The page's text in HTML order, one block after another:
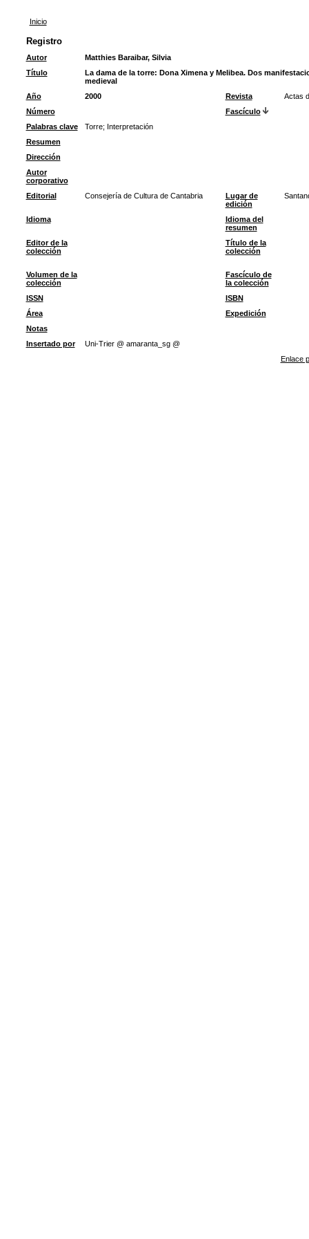
Inicio
Registro
Autor
Matthies Baraibar, Silvia
Título
La dama de la torre: Dona Ximena y Melibea. Dos
medieval
Año
2000 Revista
Actas
Número
Fascículo
Palabras clave
Torre; Interpretación
Resumen
Dirección
Autor
corporativo
Editorial
Consejería de Cultura de Cantabria
Lugar de
edición
Idioma
Idioma del
resumen
Editor de la
colección
Título de la
colección
Volumen de la
colección
Fascículo de
la colección
ISSN
ISBN
Área
Expedición
Notas
Insertado por
Uni-Trier @ amaranta_sg @
Enlace